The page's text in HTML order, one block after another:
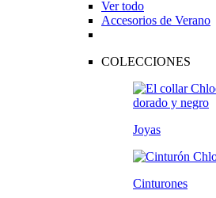
Ver todo
Accesorios de Verano
COLECCIONES
Joyas
Cinturones